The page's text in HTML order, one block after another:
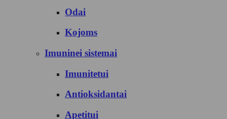
Odai
Kojoms
Imuninei sistemai
Imunitetui
Antioksidantai
Apetitui